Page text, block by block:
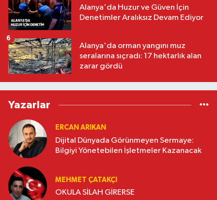
Alanya'da Huzur ve Güven İçin
Denetimler Aralıksız Devam Ediyor
Alanya'da orman yangını muz
seralarına sıçradı: 17 hektarlık alan
zarar gördü
6
Yazarlar
ERCAN ARIKAN
Dijital Dünyada Görünmeyen Sermaye:
Bilgiyi Yönetebilen İşletmeler Kazanacak
MEHMET ÇATAKÇI
OKULA SİLAH GİRERSE